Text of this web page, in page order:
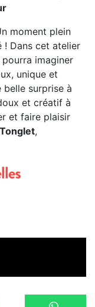
moment plein
! Dans cet atelier
imaginer
unique et
surprise à
et créatif à
et faire plaisir
,